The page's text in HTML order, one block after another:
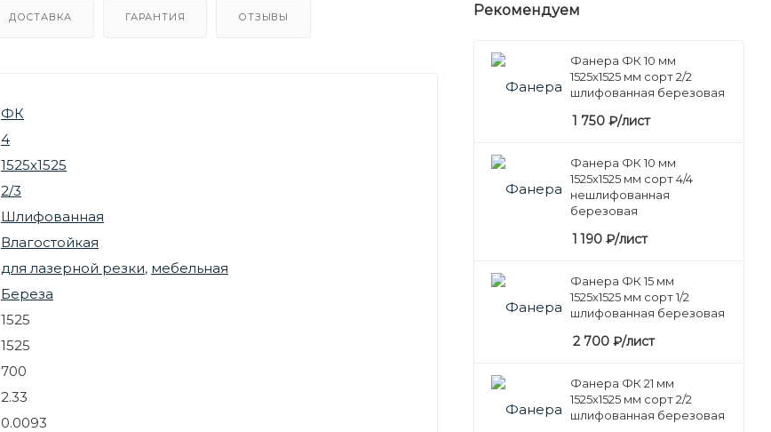
ДОСТАВКА ГАРАНТИЯ ОТЗЫВЫ
ФК
4
1525х1525
2/3
Шлифованная
Влагостойкая
для лазерной резки, мебельная
Береза
1525
1525
700
2.33
0.0093
Рекомендуем
Фанера ФК 10 мм
1525х1525 мм сорт 2/2
шлифованная березовая
1 750 ₽/лист
Фанера ФК 10 мм
1525х1525 мм сорт 4/4
нешлифованная
березовая
1 190 ₽/лист
Фанера ФК 15 мм
1525х1525 мм сорт 1/2
шлифованная березовая
2 700 ₽/лист
Фанера ФК 21 мм
1525х1525 мм сорт 2/2
шлифованная березовая